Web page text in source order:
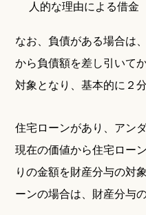
人的な理由による借金
なお、負債がある場合は
から負債額を差し引いて
対象となり、基本的に２
住宅ローンがあり、アン
現在の価値から住宅ロー
りの金額を財産分与の対
ーンの場合は、財産分与